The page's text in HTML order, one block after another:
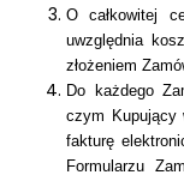
O całkowitej
uwzględnia
złożeniem
Do każdego
czym Kupujący
fakturę
Formularzu